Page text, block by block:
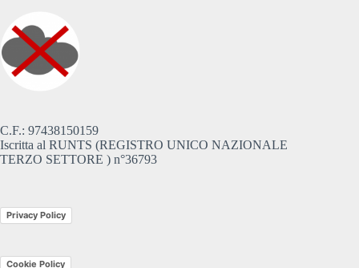
C.F.: 97438150159
Iscritta al RUNTS (REGISTRO UNICO NAZIONALE
TERZO SETTORE ) n°36793
Privacy Policy
Cookie Policy